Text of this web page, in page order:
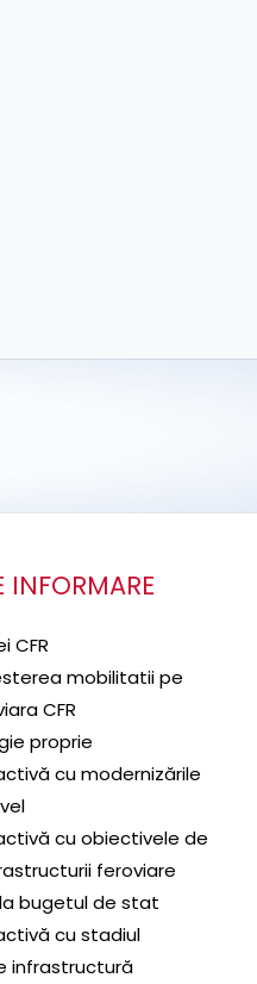
INFORMARE
CFR
mobilitatii pe
CFR
proprie
cu modernizările
cu obiectivele de
feroviare
bugetul de stat
cu stadiul
infrastructură